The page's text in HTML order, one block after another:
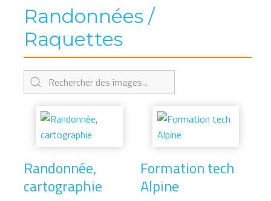
Randonnées /
Raquettes
Randonnée,
cartographie
Formation tech
Alpine